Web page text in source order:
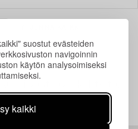
suostut evästeiden
navigoinnin
käytön analysoimiseksi
kaikki